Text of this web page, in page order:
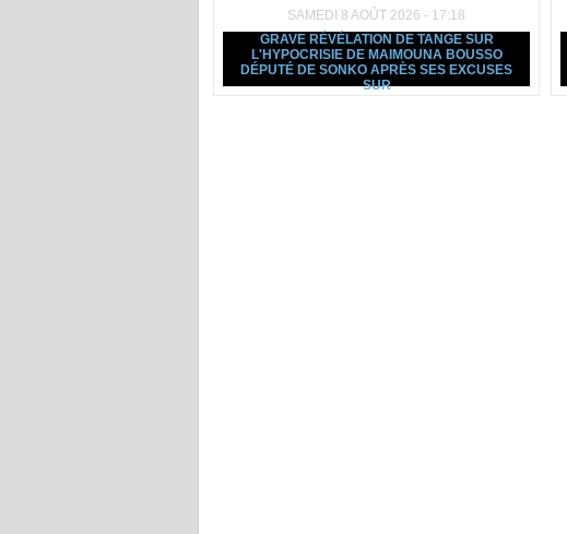
SAMEDI 8 AOÛT 2026 - 17:18
GRAVE RÉVÉLATION DE TANGE SUR
L'HYPOCRISIE DE MAIMOUNA BOUSSO
DÉPUTÉ DE SONKO APRÈS SES EXCUSES
SUR